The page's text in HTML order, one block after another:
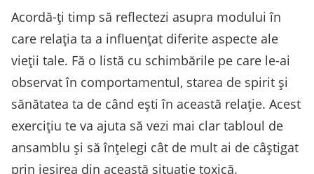
Acordă-ți timp să reflectezi asupra modului în
care relația ta a influențat diferite aspecte ale
vieții tale. Fă o listă cu schimbările pe care le-ai
observat în comportamentul, starea de spirit și
sănătatea ta de când ești în această relație. Acest
exercițiu te va ajuta să vezi mai clar tabloul de
ansamblu și să înțelegi cât de mult ai de câștigat
prin ieșirea din această situație toxică.